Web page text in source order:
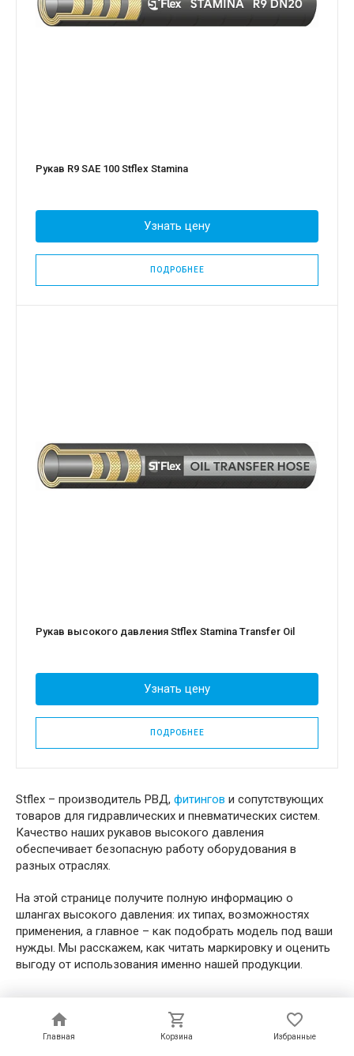
Главная Корзина Избранные
Главная Корзина Избранные
Рукав R9 SAE 100 Stflex Stamina
Узнать цену
ПОДРОБНЕЕ
Рукав высокого давления Stflex Stamina Transfer Oil
Узнать цену
ПОДРОБНЕЕ
Stflex – производитель РВД, фитингов и сопутствующих
товаров для гидравлических и пневматических систем.
Качество наших рукавов высокого давления
обеспечивает безопасную работу оборудования в
разных отраслях.
На этой странице получите полную информацию о
шлангах высокого давления: их типах, возможностях
применения, а главное – как подобрать модель под ваши
нужды. Мы расскажем, как читать маркировку и оценить
выгоду от использования именно нашей продукции.
Особенности рукавов высокого
давления и основные